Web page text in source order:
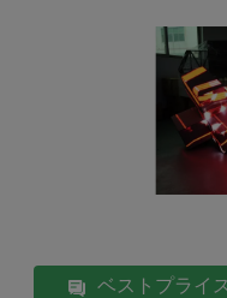
ベストプライス